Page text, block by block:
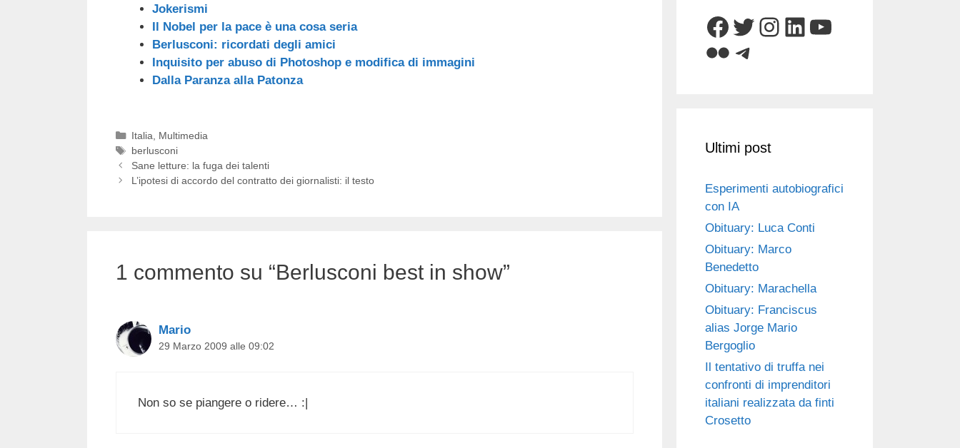
Jokerismi
Il Nobel per la pace è una cosa seria
Berlusconi: ricordati degli amici
Inquisito per abuso di Photoshop e modifica di immagini
Dalla Paranza alla Patonza
Categorie
Italia
Multimedia
Tag
berlusconi
Sane letture: la fuga dei talenti
L’ipotesi di accordo del contratto dei giornalisti: il testo
1 commento su “Berlusconi best in show”
Mario
29 Marzo 2009 alle 09:02
Non so se piangere o ridere… :|
Facebook
Twitter
Instagram
LinkedIn
YouTube
FlickrTelegram
Ultimi post
Esperimenti autobiografici
con IA
Obituary: Luca Conti
Obituary: Marco
Benedetto
Obituary: Marachella
Obituary: Franciscus
alias Jorge Mario
Bergoglio
Il tentativo di truffa nei
confronti di imprenditori
italiani realizzata da finti
Crosetto